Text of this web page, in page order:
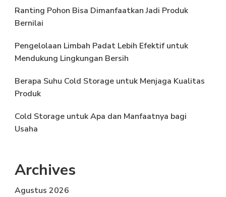
Ranting Pohon Bisa Dimanfaatkan Jadi Produk
Bernilai
Pengelolaan Limbah Padat Lebih Efektif untuk
Mendukung Lingkungan Bersih
Berapa Suhu Cold Storage untuk Menjaga Kualitas
Produk
Cold Storage untuk Apa dan Manfaatnya bagi
Usaha
Archives
Agustus 2026